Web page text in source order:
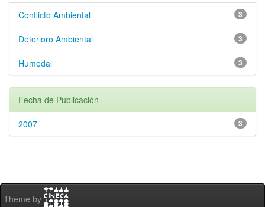
3
Conflicto Ambiental
3
Deterioro Ambiental
3
Humedal
Fecha de Publicación
3
2007
Theme by